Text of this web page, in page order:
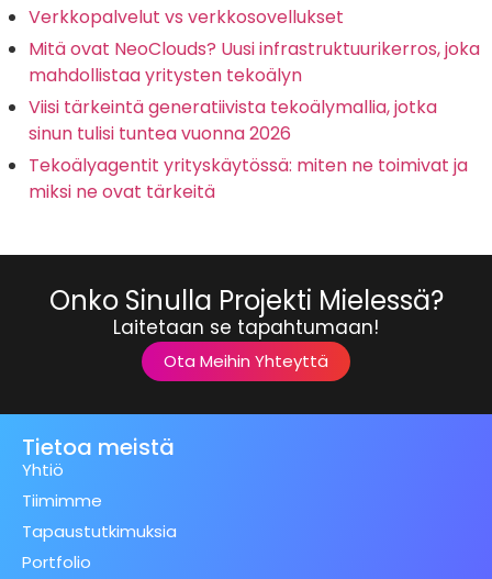
Verkkopalvelut vs verkkosovellukset
Mitä ovat NeoClouds? Uusi infrastruktuurikerros, joka
mahdollistaa yritysten tekoälyn
Viisi tärkeintä generatiivista tekoälymallia, jotka
sinun tulisi tuntea vuonna 2026
Tekoälyagentit yrityskäytössä: miten ne toimivat ja
miksi ne ovat tärkeitä
Onko Sinulla Projekti Mielessä?
Laitetaan se tapahtumaan!
Ota Meihin Yhteyttä
Tietoa meistä
Yhtiö
Tiimimme
Tapaustutkimuksia
Portfolio